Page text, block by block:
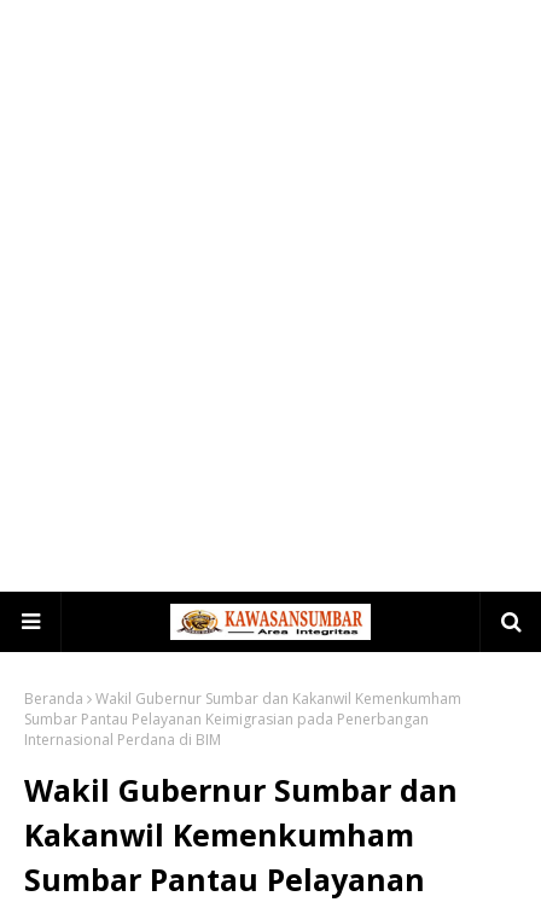
Beranda
Wakil Gubernur Sumbar dan Kakanwil Kemenkumham
Sumbar Pantau Pelayanan Keimigrasian pada Penerbangan
Internasional Perdana di BIM
Wakil Gubernur Sumbar dan
Kakanwil Kemenkumham
Sumbar Pantau Pelayanan